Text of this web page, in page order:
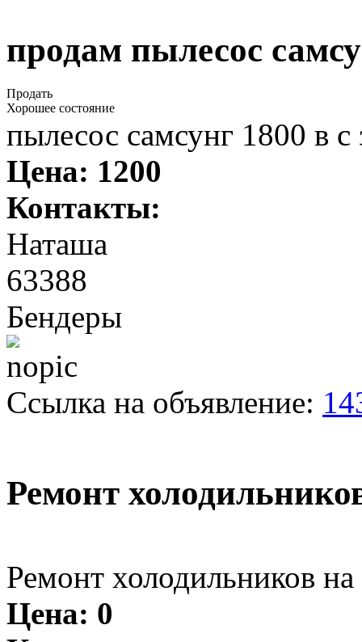
продам пылесос
Продать
Хорошее состояние
пылесос самсунг 1800 в
Цена: 1200
Контакты:
Наташа
63388
Бендеры
Ссылка на объявление:
Ремонт
Ремонт холодильников
Цена: 0